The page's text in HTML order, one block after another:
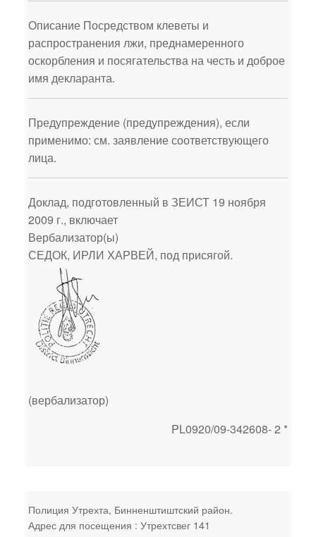
Описание Посредством клеветы и
распространения лжи, преднамеренного
оскорбления и посягательства на честь и доброе
имя декларанта.
Предупреждение (предупреждения), если
применимо: см. заявление соответствующего
лица.
Доклад, подготовленный в ЗЕИСТ 19 ноября
2009 г., включает
Вербализатор(ы)
СЕДОК, ИРЛИ ХАРВЕЙ, под присягой.
(вербализатор)
PL0920/09-342608- 2 *
Полиция Утрехта, Бинненштиштский район.
Адрес для посещения : Утрехтсвег 141